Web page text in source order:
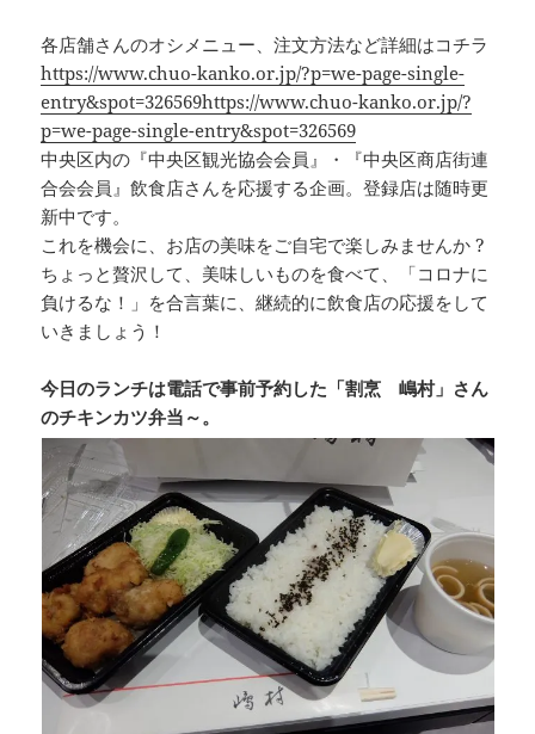
各店舗さんのオシメニュー、注文方法など詳細はコチラ
https://www.chuo-kanko.or.jp/?p=we-page-single-
entry&spot=326569https://www.chuo-kanko.or.jp/?
p=we-page-single-entry&spot=326569
中央区内の『中央区観光協会会員』・『中央区商店街連
合会会員』飲食店さんを応援する企画。登録店は随時更
新中です。
これを機会に、お店の美味をご自宅で楽しみませんか ?
ちょっと贅沢して、美味しいものを食べて、「コロナに
負けるな！」を合言葉に、継続的に飲食店の応援をして
いきましょう！
今日のランチは電話で事前予約した「割烹 嶋村」さん
のチキンカツ弁当～。